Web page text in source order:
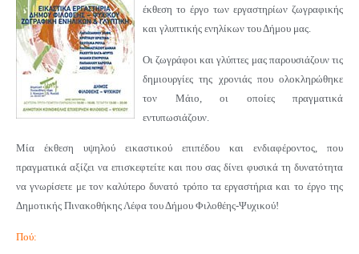
έκθεση το έργο των εργαστηρίων ζωγραφικής
και γλυπτικής ενηλίκων του Δήμου μας.
Οι ζωγράφοι και γλύπτες μας παρουσιάζουν τις
δημιουργίες της χρονιάς που ολοκληρώθηκε
τον Μάιο, οι οποίες πραγματικά
εντυπωσιάζουν.
Μία έκθεση υψηλού εικαστικού επιπέδου και ενδιαφέροντος, που
πραγματικά αξίζει να επισκεφτείτε και που σας δίνει φυσικά τη δυνατότητα
να γνωρίσετε με τον καλύτερο δυνατό τρόπο τα εργαστήρια και το έργο της
Δημοτικής Πινακοθήκης Λέφα του Δήμου Φιλοθέης-Ψυχικού!
Πού: